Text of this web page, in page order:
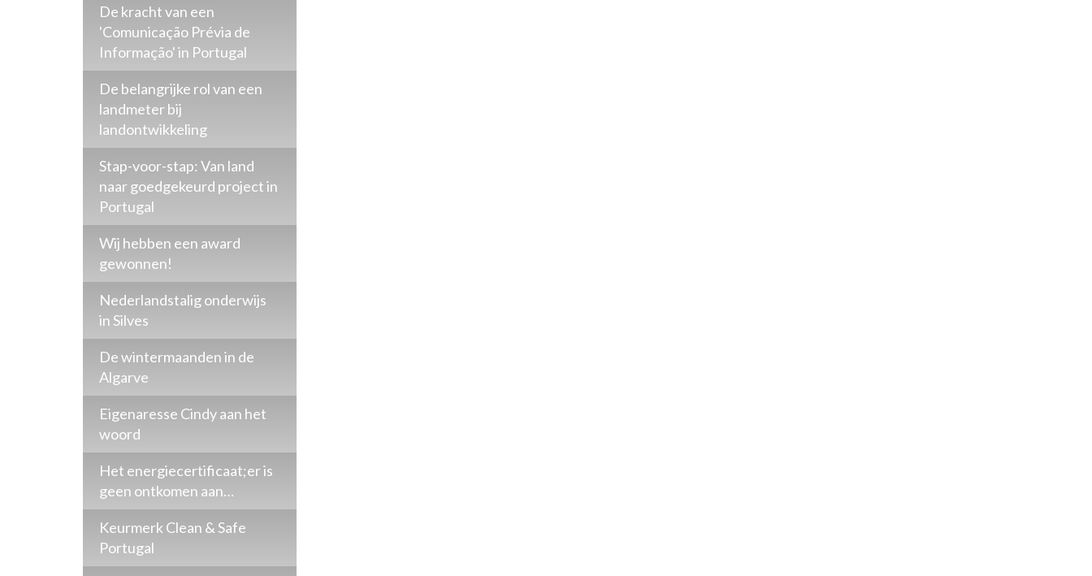
De kracht van een
'Comunicação Prévia de
Informação' in Portugal
De belangrijke rol van een
landmeter bij
landontwikkeling
Stap-voor-stap: Van land
naar goedgekeurd project in
Portugal
Wij hebben een award
gewonnen!
Nederlandstalig onderwijs
in Silves
De wintermaanden in de
Algarve
Eigenaresse Cindy aan het
woord
Het energiecertificaat;er is
geen ontkomen aan…
Keurmerk Clean & Safe
Portugal